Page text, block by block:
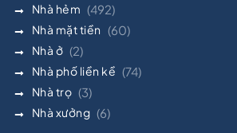
Nhà hẻm (492)
Nhà mặt tiền (60)
Nhà ở (2)
Nhà phố liền kề (74)
Nhà trọ (3)
Nhà xưởng (6)